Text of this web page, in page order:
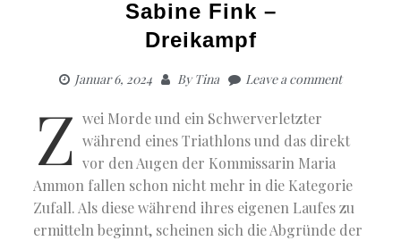
Sabine Fink –
Dreikampf
Januar 6, 2024 ByTina Leave a comment
Z wei Morde und ein Schwerverletzter
während eines Triathlons und das direkt
vor den Augen der Kommissarin Maria
Ammon fallen schon nicht mehr in die Kategorie
Zufall. Als diese während ihres eigenen Laufes zu
ermitteln beginnt, scheinen sich die Abgründe der